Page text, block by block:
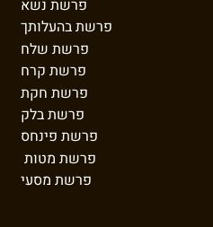
פרשת נשא
פרשת בהעלותך
פרשת שלח
פרשת קרח
פרשת חקת
פרשת בלק
פרשת פינחס
פרשת מטות
פרשת מסעי